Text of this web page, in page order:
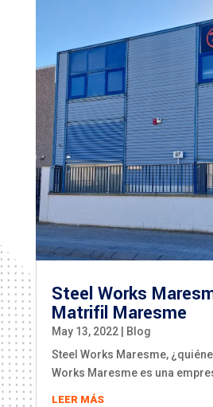
Steel Works
Matrifil Maresme
May 13, 2022|
Blog
Steel Works Maresme,
Works Maresme es una
LEER MÁS